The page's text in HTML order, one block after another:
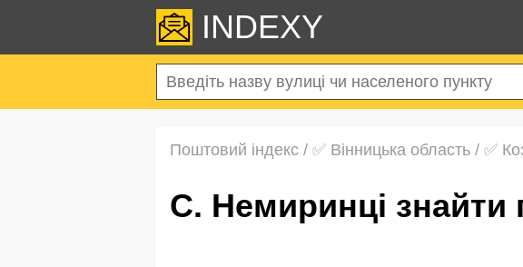
INDEXY
Поштовий індекс / ✅ Вінницька область / ✅
с. Немиринці